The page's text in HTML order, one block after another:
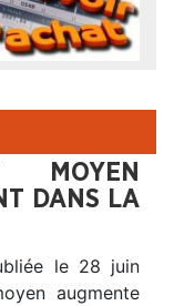
DANS LA
le 28 juin
augmente